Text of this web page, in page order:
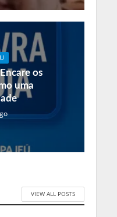
os
uma
VIEW ALL POSTS